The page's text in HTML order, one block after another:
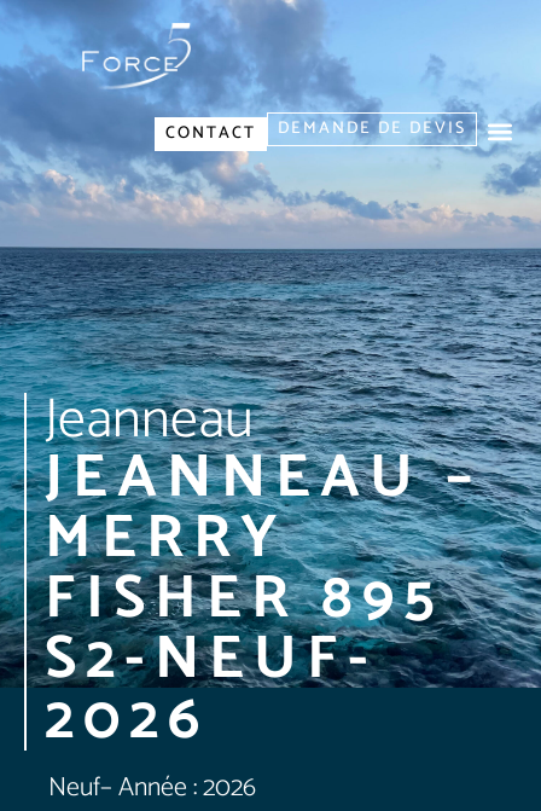
DEMANDE DE DEVIS
CONTACT
Jeanneau
JEANNEAU –
MERRY
FISHER 895
S2-NEUF-
2026
Neuf– Année : 2026